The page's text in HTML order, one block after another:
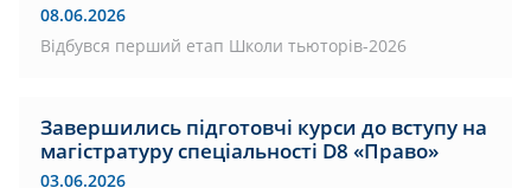
08.06.2026
Відбувся перший етап Школи тьюторів-2026
Завершились підготовчі курси до вступу на
магістратуру спеціальності D8 «Право»
03.06.2026